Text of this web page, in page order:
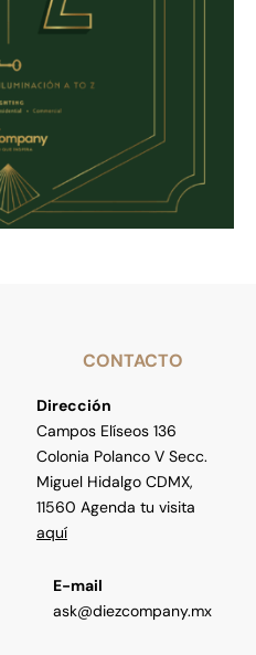
CONTACTO
Dirección
Campos Elíseos 136
Colonia Polanco V Secc.
Miguel Hidalgo CDMX,
11560 Agenda tu visita
aquí
E-mail
ask@diezcompany.mx